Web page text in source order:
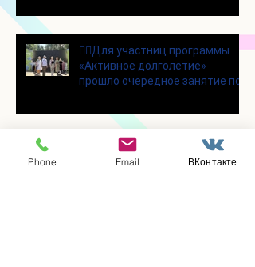
👯‍♀️Для участниц программы
«Активное долголетие»
прошло очередное занятие по
Для участников программы
«Активное долголетие»
Phone Email ВКонтакте